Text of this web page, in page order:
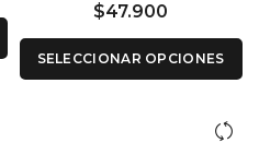
$47.900
SELECCIONAR OPCIONES